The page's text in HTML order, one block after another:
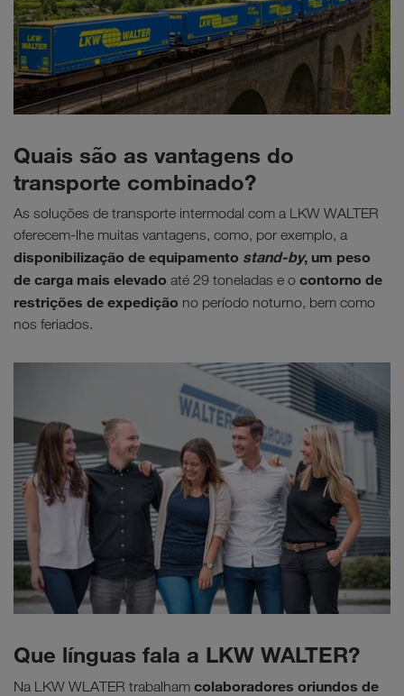
Quais são as vantagens do
transporte combinado?
As soluções de transporte intermodal com a LKW WALTER
oferecem-lhe muitas vantagens, como, por exemplo, a
disponibilização de equipamento stand-by, um peso
de carga mais elevado até 29 toneladas e o contorno de
restrições de expedição no período noturno, bem como
nos feriados.
Que línguas fala a LKW WALTER?
Na LKW WLATER trabalham colaboradores oriundos de